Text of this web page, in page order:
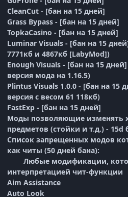
CleanCut - [бан на 15 дней]
Grass Bypass - [бан на 15 дней]
TopkaCasino - [бан на 15 дней]
Luminar Visuals - [бан на 15
7771кб и 4867кб [LabyMod])
Enough Visuals - [бан на 15
версия мода на 1.16.5)
Plintus Visuals 1.0.0 - [бан на 15
версия с весом 61 118кб)
FastExp - [бан на 15 дней]
Моды позволяющие изменять
предметов (стойки и т.д.) - 15d
Список запрещенных модов
как читы (50 дней бана):
Любые модификации,
интерпретацией чит-функции
Aim Assistance
Auto Look